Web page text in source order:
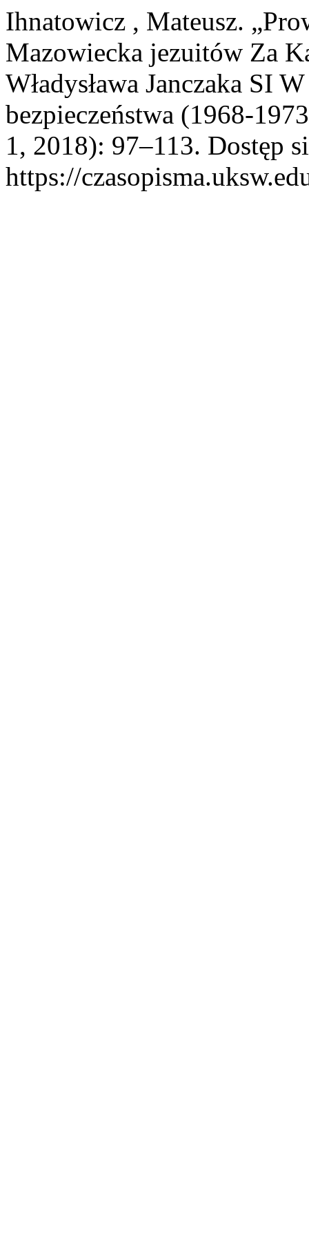
Ihnatowicz , Mateusz.
Mazowiecka jezuitów Za
Władysława Janczaka SI
bezpieczeństwa (1968-
1, 2018): 97–113. Dostęp
https://